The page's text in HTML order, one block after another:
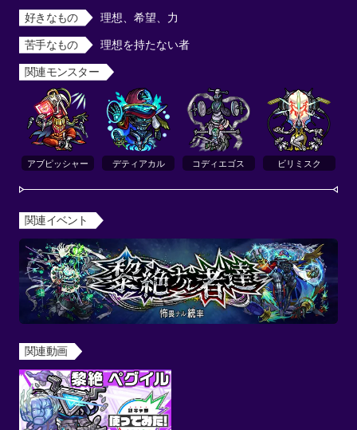
好きなもの 理想、希望、力
苦手なもの 理想を持たない者
関連モンスター
アブピッシャー デティアカル コディエゴス ビリミスク
関連イベント
関連動画